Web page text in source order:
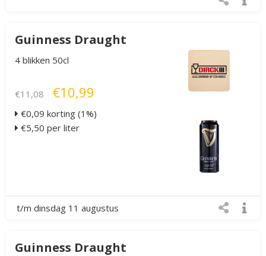
Guinness Draught
4 blikken 50cl
€11,08 €10,99
€0,09 korting (1%)
€5,50 per liter
t/m dinsdag 11 augustus
Guinness Draught